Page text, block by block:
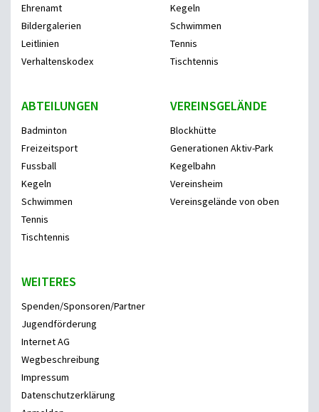
Ehrenamt
Bildergalerien
Leitlinien
Verhaltenskodex
Kegeln
Schwimmen
Tennis
Tischtennis
ABTEILUNGEN
Badminton
Freizeitsport
Fussball
Kegeln
Schwimmen
Tennis
Tischtennis
VEREINSGELÄNDE
Blockhütte
Generationen Aktiv-Park
Kegelbahn
Vereinsheim
Vereinsgelände von oben
WEITERES
Spenden/Sponsoren/Partner
Jugendförderung
Internet AG
Wegbeschreibung
Impressum
Datenschutzerklärung